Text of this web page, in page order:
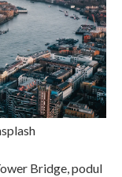
Bridge, podul